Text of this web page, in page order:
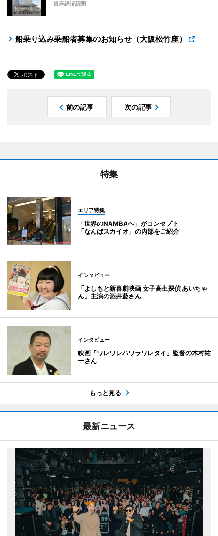
銀座経済新聞
船乗り込み乗船者募集のお知らせ（大阪松竹座）
前の記事 次の記事
特集
エリア特集
「世界のNAMBAへ」がコンセプト
「なんばスカイオ」の内部をご紹介
インタビュー
「よしもと新喜劇映画 女子高生探偵 あいちゃ
ん」主演の酒井藍さん
インタビュー
映画「ワレワレハワラワレタイ」監督の木村祐
一さん
もっと見る
最新ニュース